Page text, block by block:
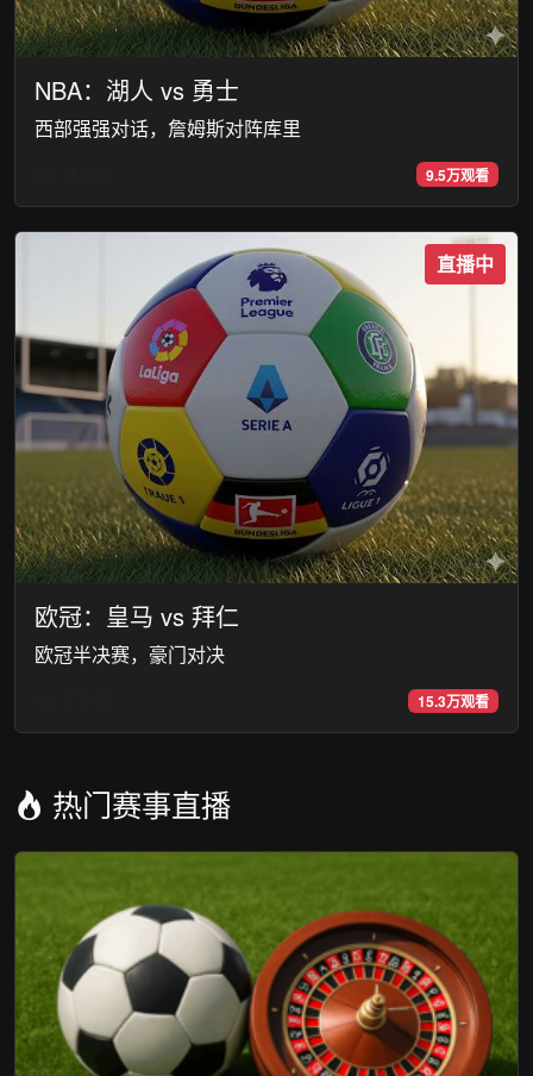
NBA：湖人 vs 勇士
西部强强对话，詹姆斯对阵库里
9.5万观看
直播中
欧冠：皇马 vs 拜仁
欧冠半决赛，豪门对决
15.3万观看
热门赛事直播